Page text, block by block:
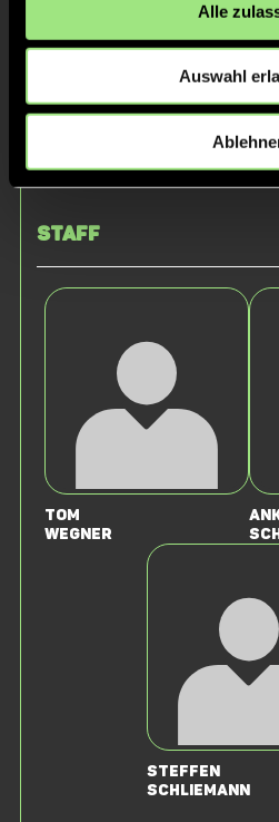
Alle
Auswahl
Staff
Tom
Wegner
Steffen
Schliemann